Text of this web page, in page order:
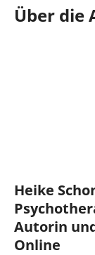
Über die
Heike
Autorin
Online